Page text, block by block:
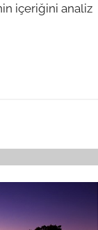
içeriğini analiz